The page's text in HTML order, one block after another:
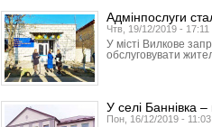
Адмінпослуги
Чтв, 19/12/2019 - 17:11
У місті Вилкове
обслуговувати
У селі Баннівка
Пон, 16/12/2019 - 11:03